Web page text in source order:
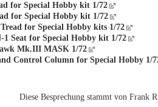
for Special Hobby kit 1/72
for Special Hobby kit 1/72
for Special Hobby kits 1/72
Seat for Special Hobby kit 1/72
Mk.III MASK 1/72
Control Column for Special Hobby 1/
Diese Besprechung stammt von Frank